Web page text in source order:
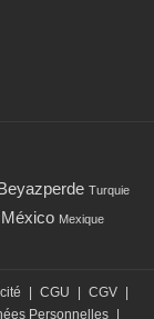
Turquie
Mexique
CGU CGV
Personnelles